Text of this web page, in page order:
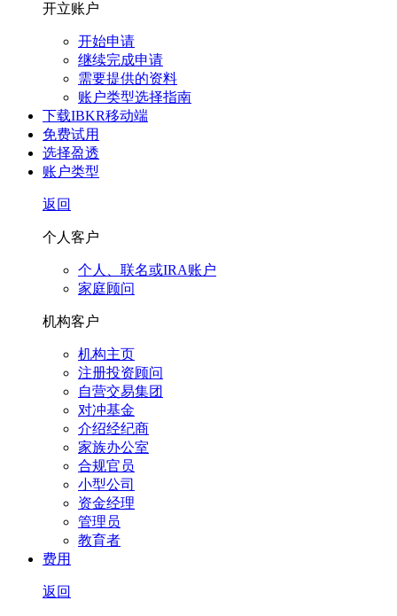
开立账户
开始申请
继续完成申请
需要提供的资料
账户类型选择指南
下载IBKR移动端
免费试用
选择盈透
账户类型
返回
个人客户
个人、联名或IRA账户
家庭顾问
机构客户
机构主页
注册投资顾问
自营交易集团
对冲基金
介绍经纪商
家族办公室
合规官员
小型公司
资金经理
管理员
教育者
费用
返回